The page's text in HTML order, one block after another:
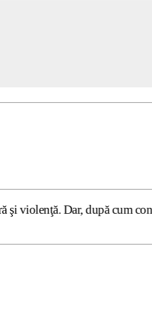
după cum confirmă şi